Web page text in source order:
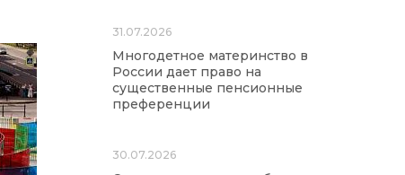
31.07.2026
Многодетное материнство в
России дает право на
существенные пенсионные
преференции
30.07.2026